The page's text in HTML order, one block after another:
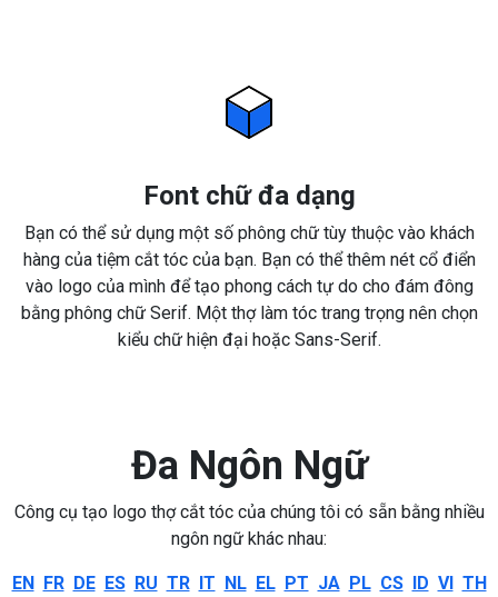
Font chữ đa dạng
Bạn có thể sử dụng một số phông chữ tùy thuộc vào khách
hàng của tiệm cắt tóc của bạn. Bạn có thể thêm nét cổ điển
vào logo của mình để tạo phong cách tự do cho đám đông
bằng phông chữ Serif. Một thợ làm tóc trang trọng nên chọn
kiểu chữ hiện đại hoặc Sans-Serif.
Đa Ngôn Ngữ
Công cụ tạo logo thợ cắt tóc của chúng tôi có sẵn bằng nhiều
ngôn ngữ khác nhau:
EN FR DE ES RU TR IT NL EL PT JA PL CS ID VI TH